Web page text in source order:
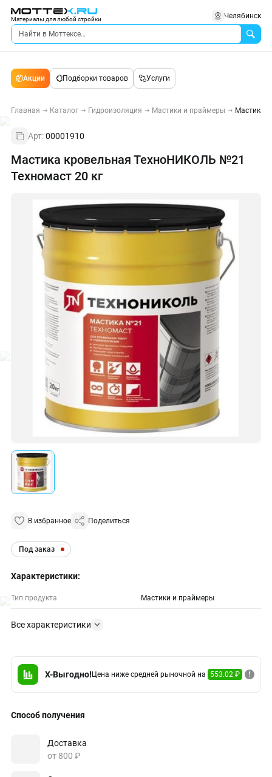
Материалы для любой стройки Челябинск
Акции Подборки товаров Услуги
Главная Каталог Гидроизоляция Мастики и праймеры Мастика
Арт:00001910
Мастика кровельная ТехноНИКОЛЬ №21
Техномаст 20 кг
В избранное Поделиться
Под заказ
Характеристики:
Тип продукта Мастики и праймеры
Все характеристики
X-Выгодно! Цена ниже средней рыночной на 553.02 ₽
Способ получения
Доставка
от 800 ₽